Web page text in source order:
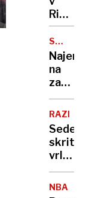
Ribnici:
napad
na
18-
letnika
še
na
trgu
višje
Sedem
skritih
vrlin
ljudi,
ki si
upajo
NBA